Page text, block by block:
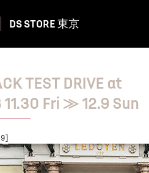
DS STORE 東京
TEST DRIVE at
11.30 Fri ≫ 12.9 Sun